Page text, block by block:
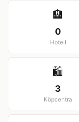
🏨
0
Hotell
🛍️
3
Köpcentra